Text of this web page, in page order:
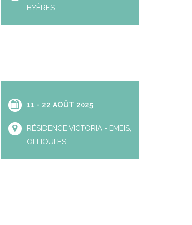
HYÈRES
11 - 22 AOÛT 2025
RÉSIDENCE VICTORIA - EMEIS,
OLLIOULES